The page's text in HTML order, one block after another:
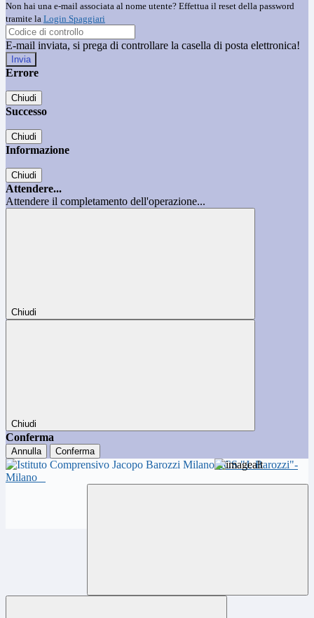
Non hai una e-mail associata al nome utente? Effettua il reset della password
tramite la Login Spaggiari
E-mail inviata, si prega di controllare la casella di posta elettronica!
Errore
Chiudi
Successo
Chiudi
Informazione
Chiudi
Attendere...
Attendere il completamento dell'operazione...
Chiudi
Chiudi
Conferma
Annulla Conferma
ICS "J. Barozzi"-
Milano